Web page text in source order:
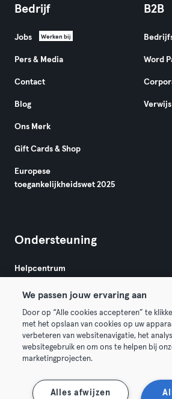
Bedrijf
Jobs Werken bij
Pers & Media
Contact
Blog
Ons Merk
Gift Cards & Shop
Europese
toegankelijkheidswet 2025
B2B
Word
Ondersteuning
Helpcentrum
Algemene Voorwaarden
Membership opzeggen Trek hier
We passen jouw ervaring aan
Door op “Alle cookies accepteren” te
met het opslaan van cookies op uw
verbeteren van websitenavigatie, het
websitegebruik en om ons te helpen bij
marketingprojecten.
Alles afwijzen